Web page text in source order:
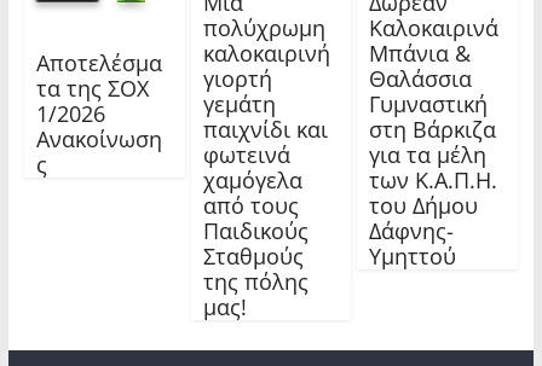
Αποτελέσμα
τα της ΣΟΧ
1/2026
Ανακοίνωση
ς
πολύχρωμη
καλοκαιρινή
γιορτή
γεμάτη
παιχνίδι και
φωτεινά
χαμόγελα
από τους
Παιδικούς
Σταθμούς
της πόλης
μας!
Καλοκαιρινά
Μπάνια &
Θαλάσσια
Γυμναστική
στη Βάρκιζα
για τα μέλη
των Κ.Α.Π.Η.
του Δήμου
Δάφνης-
Υμηττού